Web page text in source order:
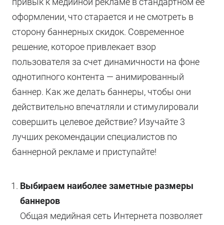
оформлении, что старается и не смотреть в
сторону баннерных скидок. Современное
решение, которое привлекает взор
пользователя за счет динамичности на фоне
однотипного контента — анимированный
баннер. Как же делать баннеры, чтобы они
действительно впечатляли и стимулировали
совершить целевое действие? Изучайте 3
лучших рекомендации специалистов по
баннерной рекламе и приступайте!
Выбираем наиболее заметные размеры
баннеров
Общая медийная сеть Интернета позволяет